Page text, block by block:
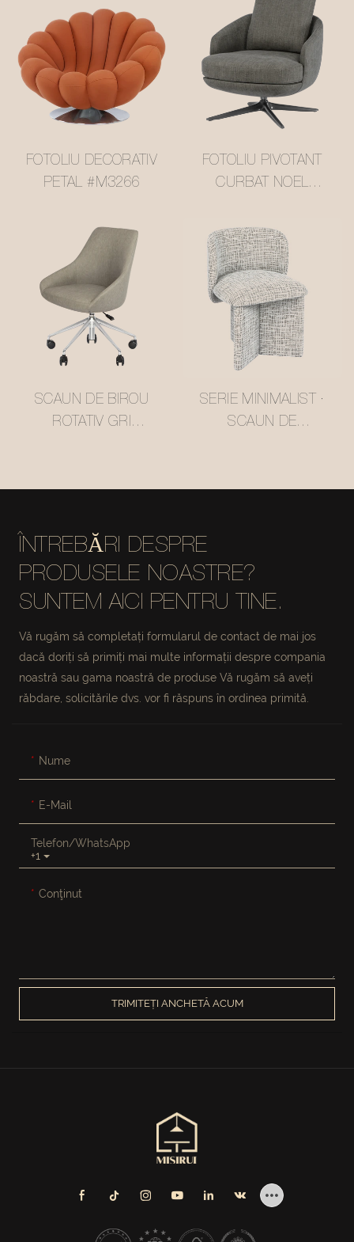
FOTOLIU DECORATIV
PETAL #M3266
FOTOLIU PIVOTANT
CURBAT NOEL
SCAUN DE BIROU
ROTATIV GRI
PIELE ECOLOGICĂ,
ÎNĂLȚIME ȘI BAZĂ
DIN OȚEL INOXIDABIL
#M3207
SERIE MINIMALIST ·
SCAUN DE
DOUĂ FOI #M3262
ÎNTREBĂRI DESPRE
PRODUSELE NOASTRE?
SUNTEM AICI PENTRU TINE.
Vă rugăm să completați formularul de contact de mai jos
dacă doriți să primiți mai multe informații despre compania
noastră sau gama noastră de produse Vă rugăm să aveți
răbdare, solicitările dvs. vor fi răspuns în ordinea primită.
Nume
E-Mail
+1
Telefon/WhatsApp
Conţinut
TRIMITEȚI ANCHETĂ ACUM